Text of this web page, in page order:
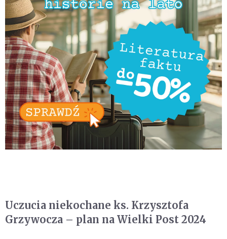
Uczucia niekochane ks. Krzysztofa
Grzywocza – plan na Wielki Post 2024